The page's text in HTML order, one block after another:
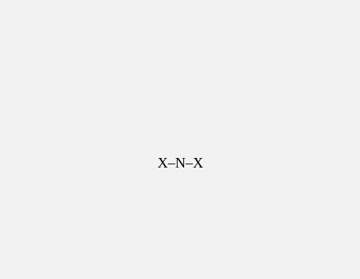
X–N–X